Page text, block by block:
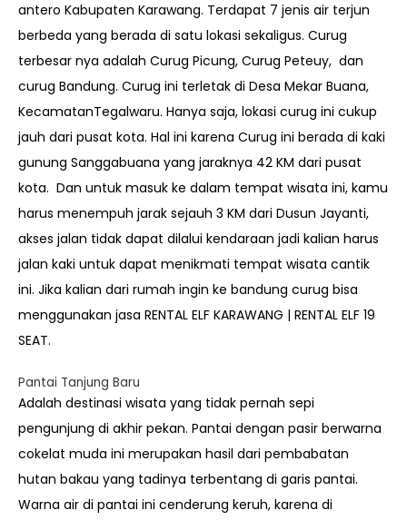
antero Kabupaten Karawang. Terdapat 7 jenis air terjun
berbeda yang berada di satu lokasi sekaligus. Curug
terbesar nya adalah Curug Picung, Curug Peteuy, dan
curug Bandung. Curug ini terletak di Desa Mekar Buana,
KecamatanTegalwaru. Hanya saja, lokasi curug ini cukup
jauh dari pusat kota. Hal ini karena Curug ini berada di kaki
gunung Sanggabuana yang jaraknya 42 KM dari pusat
kota. Dan untuk masuk ke dalam tempat wisata ini, kamu
harus menempuh jarak sejauh 3 KM dari Dusun Jayanti,
akses jalan tidak dapat dilalui kendaraan jadi kalian harus
jalan kaki untuk dapat menikmati tempat wisata cantik
ini. Jika kalian dari rumah ingin ke bandung curug bisa
menggunakan jasa RENTAL ELF KARAWANG | RENTAL ELF 19
SEAT.
Pantai Tanjung Baru
Adalah destinasi wisata yang tidak pernah sepi
pengunjung di akhir pekan. Pantai dengan pasir berwarna
cokelat muda ini merupakan hasil dari pembabatan
hutan bakau yang tadinya terbentang di garis pantai.
Warna air di pantai ini cenderung keruh, karena di